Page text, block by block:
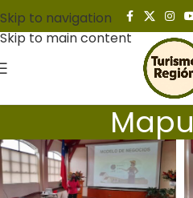
Skip to navigation
Skip to main content